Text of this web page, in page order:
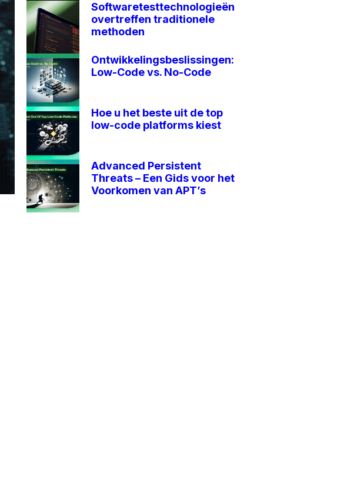
Softwaretesttechnologieën
overtreffen traditionele
methoden
Ontwikkelingsbeslissingen:
Low-Code vs. No-Code
Hoe u het beste uit de top
low-code platforms kiest
Advanced Persistent
Threats – Een Gids voor het
Voorkomen van APT’s